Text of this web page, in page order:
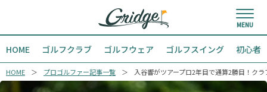
HOME ゴルフクラブ ゴルフウェア ゴルフスイング 初心者
HOME プロゴルファー記事一覧 入谷響がツアープロ2年目で通算2勝目！ク